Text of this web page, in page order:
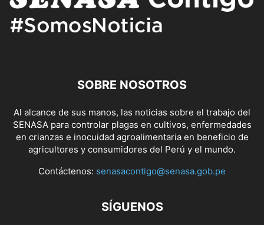
SOBRE NOSOTROS
Al alcance de sus manos, las noticias sobre el trabajo del
SENASA para controlar plagas en cultivos, enfermedades
en crianzas e inocuidad agroalimentaria en beneficio de
agricultores y consumidores del Perú y el mundo.
Contáctenos: senasacontigo@senasa.gob.pe
SÍGUENOS